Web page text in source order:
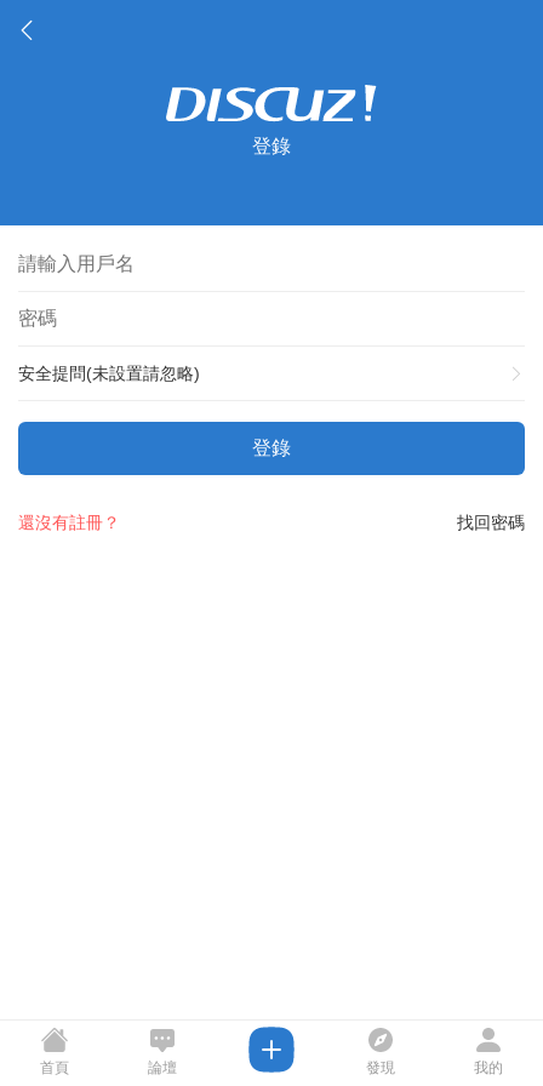
登錄
安全提問(未設置請忽略)
登錄
找回密碼
還沒有註冊？
首頁 論壇 發現 我的